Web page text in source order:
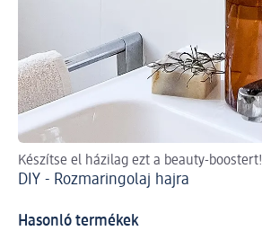
Készítse el házilag ezt a beauty-boostert!
DIY - Rozmaringolaj hajra
Hasonló termékek